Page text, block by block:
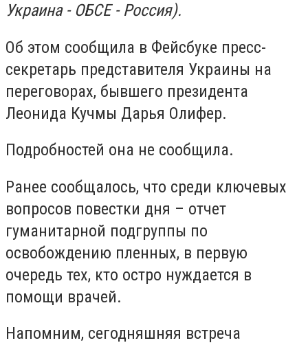
Украина - ОБСЕ - Россия).
Об этом сообщила в Фейсбуке пресс-
секретарь представителя Украины на
переговорах, бывшего президента
Леонида Кучмы Дарья Олифер.
Подробностей она не сообщила.
Ранее сообщалось, что среди ключевых
вопросов повестки дня – отчет
гуманитарной подгруппы по
освобождению пленных, в первую
очередь тех, кто остро нуждается в
помощи врачей.
Напомним, сегодняшняя встреча